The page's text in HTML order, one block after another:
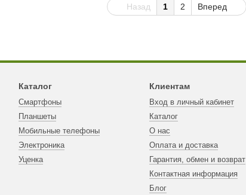
Назад 1 2 Вперед
Каталог
Смартфоны
Планшеты
Мобильные телефоны
Электроника
Уценка
Клиентам
Вход в личный кабинет
Каталог
О нас
Оплата и доставка
Гарантия, обмен и возврат
Контактная информация
Блог